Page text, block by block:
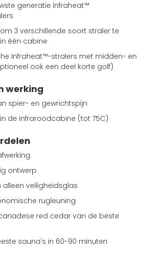
generatie Infraheat™
3 verschillende soort straler te
één cabine
Infraheat™-stralers met midden- en
ook een deel korte golf)
werking
spier- en gewrichtspijn
de infraroodcabine (tot 75C)
ontwerp
alleen veiligheidsglas
rugleuning
red cedar van de beste
sauna's in 60-90 minuten